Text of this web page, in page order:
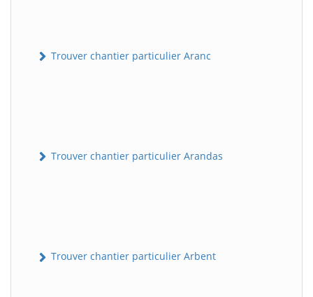
Trouver chantier particulier Aranc
Trouver chantier particulier Arandas
Trouver chantier particulier Arbent